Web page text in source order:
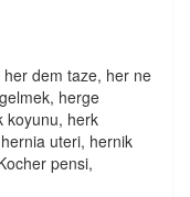
dem taze, her ne
herge
koyunu, herk
uteri, hernik
pensi,